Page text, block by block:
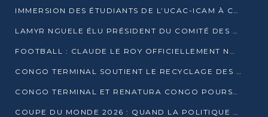
IMMERSION DES ÉTUDIANTS DE L’UCAC-ICAM À CONGO TERMINAL
LAMYR NGUELE ÉLU PRÉSIDENT DU COMITÉ DES MEMBRES D’HONNEUR DU PCT
FOOTBALL : CLAUDE LE ROY OFFICIELLEMENT NOMMÉ SÉLECTIONNEUR DU CONGO
CONGO TERMINAL SOUTIENT LE RECYCLAGE DES DÉCHETS PLASTIQUES À POINTE-NOIRE
CONGO TERMINAL ET RENATURA CONGO POURSUIVENT LEUR COMBAT POUR LA BIODIVERSITÉ
COUPE DU MONDE 2026 : QUAND LA POLITIQUE MENACE L’UNIVERSALITÉ DU FOOTBALL